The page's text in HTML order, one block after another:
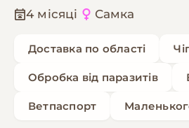
4 місяці Самка
Доставка по області
Обробка від паразитів
Ветпаспорт